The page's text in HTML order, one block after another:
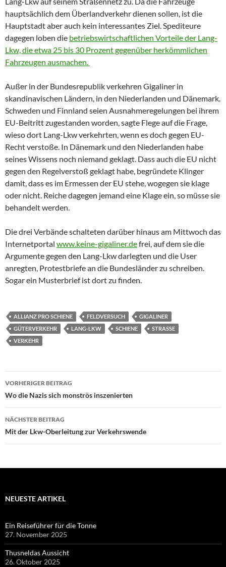
hauptsächlich dem Überlandverkehr dienen sollen, ist die
Hauptstadt aber auch kein interessantes Ziel. Spediteure
dagegen loben die betriebswirtschaftlichen Vorteile der Lang-
Lkw, die etwa 25 bis 30 Prozent gegenüber herkömmlichen
Fahrzeugen ausmachen.
Außer in der Bundesrepublik verkehren Gigaliner in
skandinavischen Ländern, in den Niederlanden und Dänemark.
Schweden und Finnland seien Ausnahmeregelungen bei ihrem
EU-Beitritt zugestanden worden, sagte Flege auf die Frage,
wieso dort Lang-Lkw verkehrten, wenn es doch gegen EU-
Recht verstoße. In Dänemark und den Niederlanden habe
seines Wissens noch niemand geklagt. Dass auch die EU nicht
gegen den Regelverstoß geklagt habe, begründete Klinger
damit, dass es im Ermessen der EU stehe, wogegen sie klage
oder nicht. Reiche dagegen jemand eine Klage ein, so müsse sie
behandelt werden.
Die drei Verbände schalteten darüber hinaus am Mittwoch das
Internetportal www.keine-gigaliner.defrei, auf dem sie die
Argumente gegen den Lang-Lkw darlegten und die User
anregten, Protestbriefe an die Bundesländer zu schreiben.
Sogar ein Musterbrief ist dort zu finden.
ALLIANZ PRO SCHIENE FELDVERSUCH
GIGALINER
GÜTERVERKEHR
LANG-LKW SCHIENE
STRASSE
VERKEHR
Beitragsnavigation
VORHERIGER BEITRAG
Wo die Nazis sich monströs inszenierten
NÄCHSTER BEITRAG
Mit der Lkw-Oberleitung zur Verkehrswende
NEUESTE ARTIKEL
Ein Reiseführer für die Tonne
27. November 2025
Thusneldas Aussicht
26. Oktober 2025